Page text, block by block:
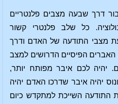
דרך שבעה מצבים פלנטריים
כל שלב פלנטרי קשור
מצבי התודעה של האדם ודרך
הפיסיים הדרושים למצב
יהיה לכם איבר מפותח יותר,
יהיה איבר שדרכו האדם יהיה
התודעה השייכת למתקדש כיום